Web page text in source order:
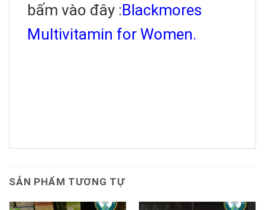
bấm vào đây :Blackmores
Multivitamin for Women.
SẢN PHẨM TƯƠNG TỰ